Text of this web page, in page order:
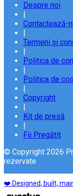
Despre noi
|
Contactează-
|
Termeni și
|
Politica de
|
Politica de
|
Copyright
|
Kit de presă
|
Fii Pregătit
© Copyright 2026
rezervate
❤️ Designed, built,